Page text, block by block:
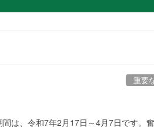
重要
は、令和7年2月17日～4月7日です。